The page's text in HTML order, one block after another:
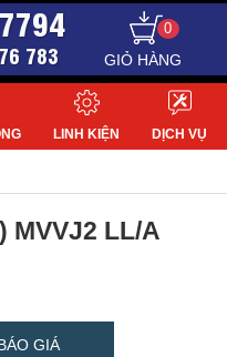
0
783
LINH KIỆN DỊCH VỤ
MVVJ2 LL/A
GIÁ